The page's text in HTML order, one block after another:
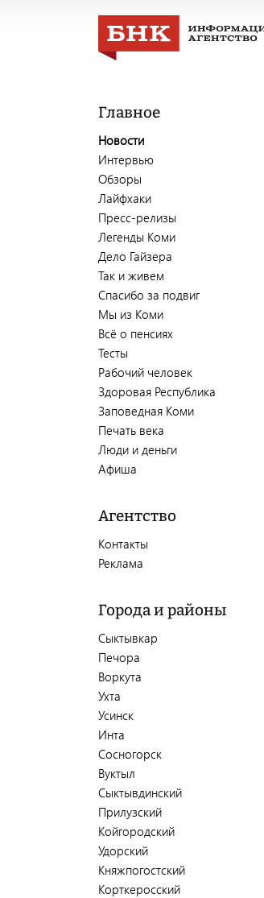
Главное
Новости
Интервью
Обзоры
Лайфхаки
Пресс-релизы
Легенды Коми
Дело Гайзера
Так и живем
Спасибо за подвиг
Мы из Коми
Всё о пенсиях
Тесты
Рабочий человек
Здоровая Республика
Заповедная Коми
Печать века
Люди и деньги
Афиша
Агентство
Контакты
Реклама
Города и районы
Сыктывкар
Печора
Воркута
Ухта
Усинск
Инта
Сосногорск
Вуктыл
Сыктывдинский
Прилузский
Койгородский
Удорский
Княжпогостский
Корткеросский